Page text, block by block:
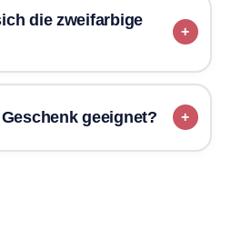
die zweifarbige
geeignet?